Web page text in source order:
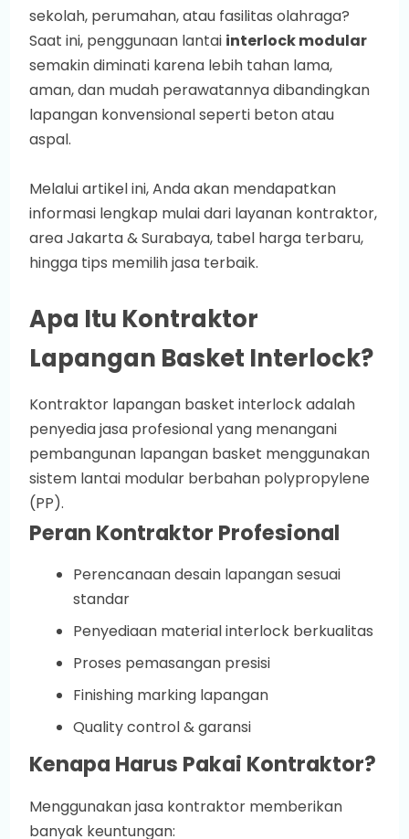
sekolah, perumahan, atau fasilitas olahraga?
Saat ini, penggunaan lantai interlock modular
semakin diminati karena lebih tahan lama,
aman, dan mudah perawatannya dibandingkan
lapangan konvensional seperti beton atau
aspal.
Melalui artikel ini, Anda akan mendapatkan
informasi lengkap mulai dari layanan kontraktor,
area Jakarta & Surabaya, tabel harga terbaru,
hingga tips memilih jasa terbaik.
Apa Itu Kontraktor
Lapangan Basket Interlock?
Kontraktor lapangan basket interlock adalah
penyedia jasa profesional yang menangani
pembangunan lapangan basket menggunakan
sistem lantai modular berbahan polypropylene
(PP).
Peran Kontraktor Profesional
Perencanaan desain lapangan sesuai
standar
Penyediaan material interlock berkualitas
Proses pemasangan presisi
Finishing marking lapangan
Quality control & garansi
Kenapa Harus Pakai Kontraktor?
Menggunakan jasa kontraktor memberikan
banyak keuntungan: